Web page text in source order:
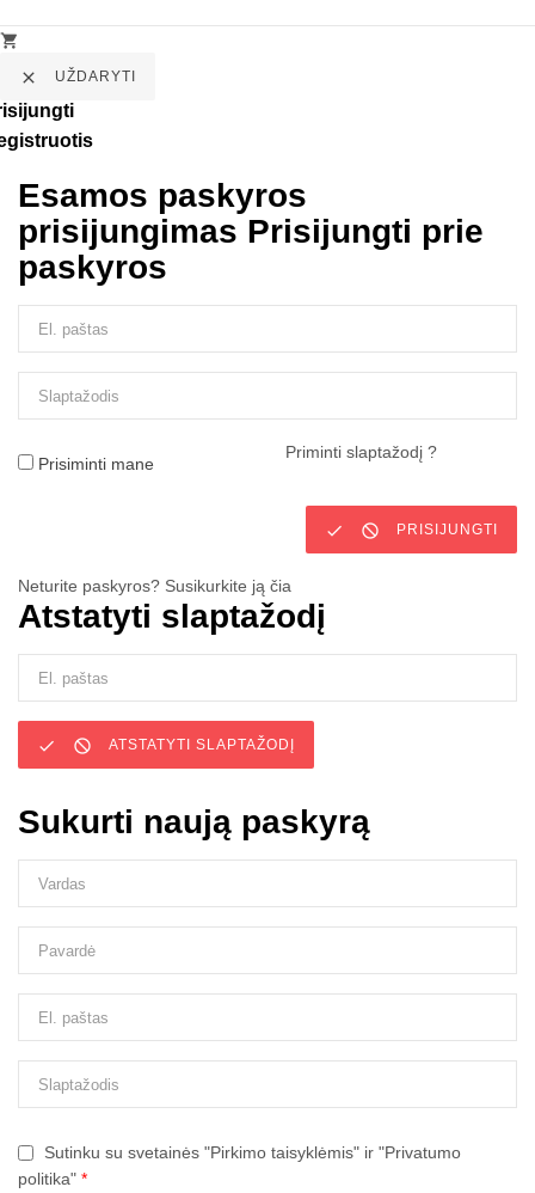


UŽDARYTI
Esamos paskyros
prisijungimas Prisijungti prie
paskyros
Prisiminti mane
Priminti slaptažodį ?
  PRISIJUNGTI
Neturite paskyros? Susikurkite ją čia
Atstatyti slaptažodį
  ATSTATYTI SLAPTAŽODĮ
Sukurti naują paskyrą
Sutinku su svetainės "Pirkimo taisyklėmis" ir "Privatumo
politika" *